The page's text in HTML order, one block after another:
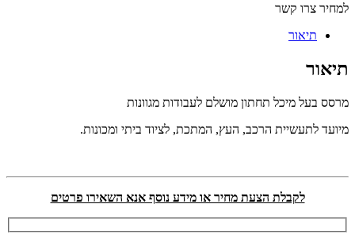
למחיר צרו קשר
תיאור
תיאור
מרסס בעל מיכל תחתון מושלם לעבודות מגוונות
מיועד לתעשיית הרכב, העץ, המתכת, לציוד ביתי ומכונות.
לקבלת הצעת מחיר או מידע נוסף אנא השאירו פרטים